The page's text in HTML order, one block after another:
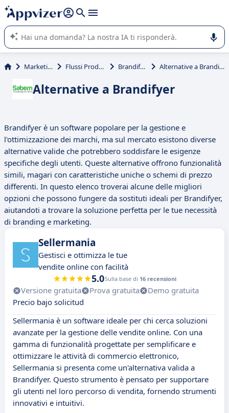
righe con
shift + enter
L'IA di Appvizer vi guida nell'utilizzo o nella scelta di un
software SaaS per la vostra azienda.
Marketing Flussi Prodotti Brandifyer Alternative a Brandifyer
Alternative a Brandifyer
Brandifyer è un software popolare per la gestione e
l'ottimizzazione dei marchi, ma sul mercato esistono diverse
alternative valide che potrebbero soddisfare le esigenze
specifiche degli utenti. Queste alternative offrono funzionalità
simili, magari con caratteristiche uniche o schemi di prezzo
differenti. In questo elenco troverai alcune delle migliori
opzioni che possono fungere da sostituti ideali per Brandifyer,
aiutandoti a trovare la soluzione perfetta per le tue necessità
di branding e marketing.
Sellermania
Gestisci e ottimizza le tue
vendite online con facilità
5.0Sulla base di 16 recensioni
Versione gratuita Prova gratuita
Demo gratuita
Precio bajo solicitud
Sellermania è un software ideale per chi cerca soluzioni
avanzate per la gestione delle vendite online. Con una
gamma di funzionalità progettate per semplificare e
ottimizzare le attività di commercio elettronico,
Sellermania si presenta come un'alternativa valida a
Brandifyer. Questo strumento è pensato per supportare
gli utenti nel loro percorso di vendita, fornendo strumenti
innovativi e intuitivi.